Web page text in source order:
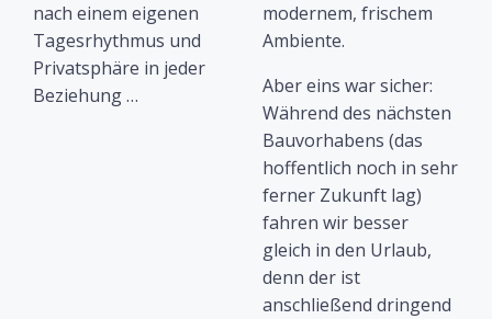
nach einem eigenen
Tagesrhythmus und
Privatsphäre in jeder
Beziehung …
modernem, frischem
Ambiente.
Aber eins war sicher:
Während des nächsten
Bauvorhabens (das
hoffentlich noch in sehr
ferner Zukunft lag)
fahren wir besser
gleich in den Urlaub,
denn der ist
anschließend dringend